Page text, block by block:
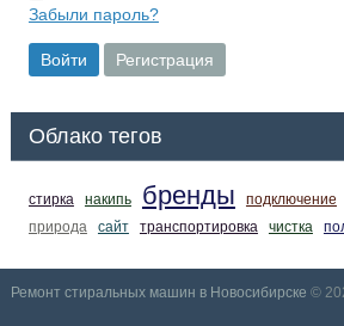
Забыли пароль?
Войти Регистрация
Облако тегов
стирка накипь бренды подключение
природа
сайт транспортировка чистка
Ремонт стиральных машин в Новосибирске ©